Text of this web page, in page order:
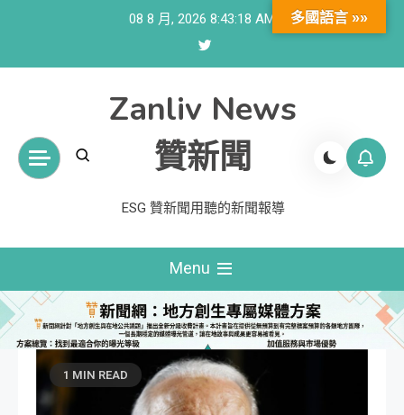
08 8 月, 2026 8:43:19 AM
Zanliv News
贊新聞
ESG 贊新聞用聽的新聞報導
Menu
1 MIN READ
多國語言 »»